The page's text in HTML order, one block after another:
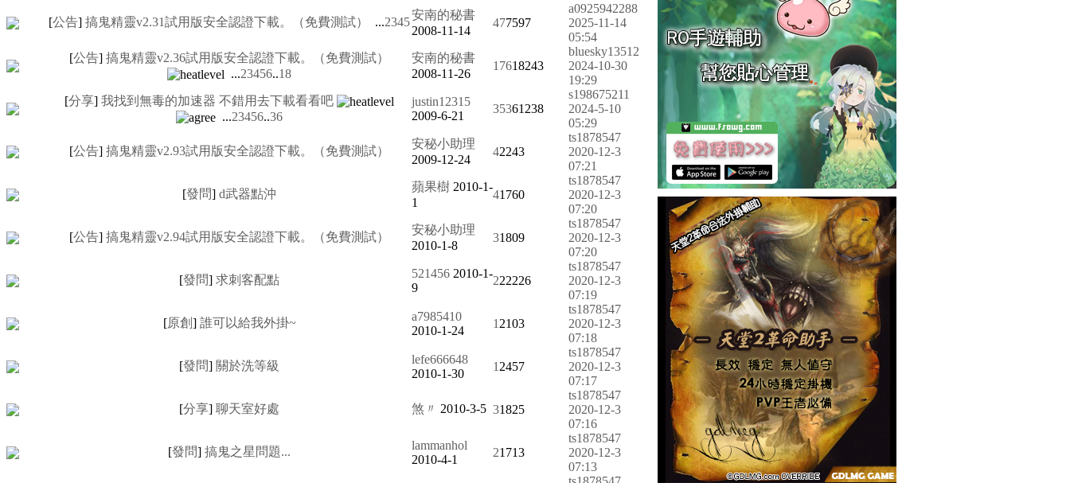
[公告] 搞鬼精靈v2.31試用版安全認證下載。（免費測試） ...2345
安南的秘書
2008-11-14
477597
a0925942288
2025-11-14
05:54
[公告] 搞鬼精靈v2.36試用版安全認證下載。（免費測試）
...23456..18
安南的秘書
2008-11-26
17618243
bluesky13512
2024-10-30
19:29
[分享] 我找到無毒的加速器 不錯用去下載看看吧
...23456..36
justin12315
2009-6-21
35361238
s198675211
2024-5-10
05:29
[公告] 搞鬼精靈v2.93試用版安全認證下載。（免費測試）
安秘小助理
2009-12-24
42243
ts1878547
2020-12-3
07:21
[發問] d武器點沖
蘋果樹 2010-1-
1
41760
ts1878547
2020-12-3
07:20
[公告] 搞鬼精靈v2.94試用版安全認證下載。（免費測試）
安秘小助理
2010-1-8
31809
ts1878547
2020-12-3
07:20
[發問] 求刺客配點 521456 2010-1-
9
222226
ts1878547
2020-12-3
07:19
[原創] 誰可以給我外掛~
a7985410
2010-1-24
1 2103
ts1878547
2020-12-3
07:18
[發問] 關於洗等級
lefe666648
2010-1-30
1 2457
ts1878547
2020-12-3
07:17
[分享] 聊天室好處 煞〃 2010-3-5 31825
ts1878547
2020-12-3
07:16
[發問] 搞鬼之星問題...
lammanhol
2010-4-1
21713
ts1878547
2020-12-3
07:13